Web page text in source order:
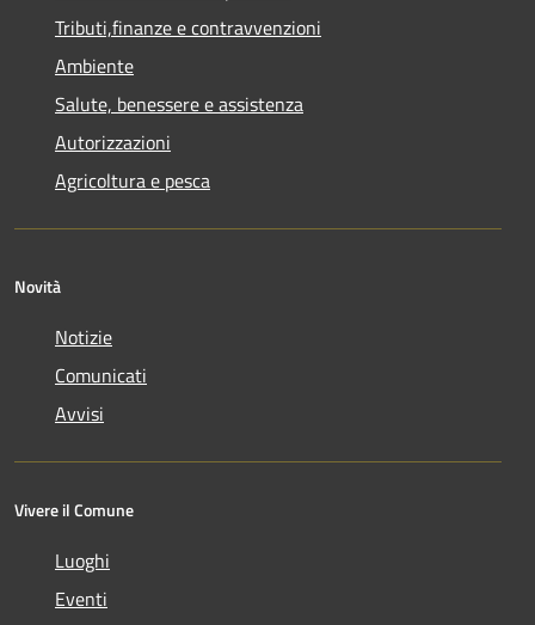
Tributi,finanze e contravvenzioni
Ambiente
Salute, benessere e assistenza
Autorizzazioni
Agricoltura e pesca
Novità
Notizie
Comunicati
Avvisi
Vivere il Comune
Luoghi
Eventi